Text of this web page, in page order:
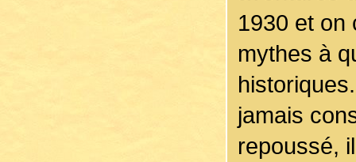
1930 et on
mythes à
jamais
repoussé,